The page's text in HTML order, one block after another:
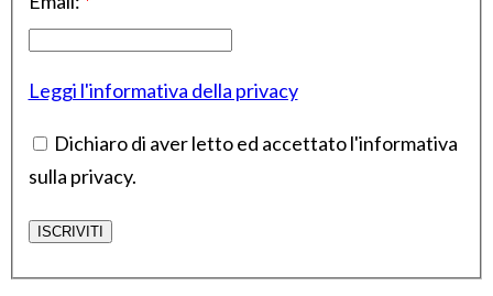
Leggi l'informativa della privacy
Dichiaro di aver letto ed accettato l'informativa
sulla privacy.